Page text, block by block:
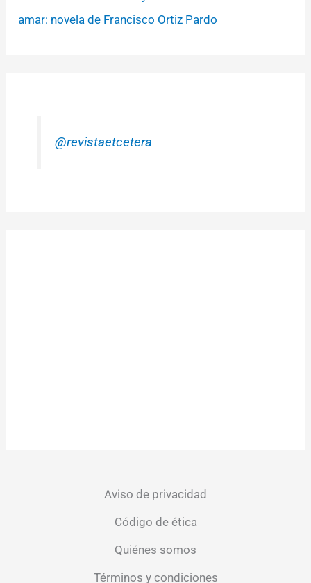
amar: novela de Francisco Ortiz Pardo
@revistaetcetera
Aviso de privacidad
Código de ética
Quiénes somos
Términos y condiciones